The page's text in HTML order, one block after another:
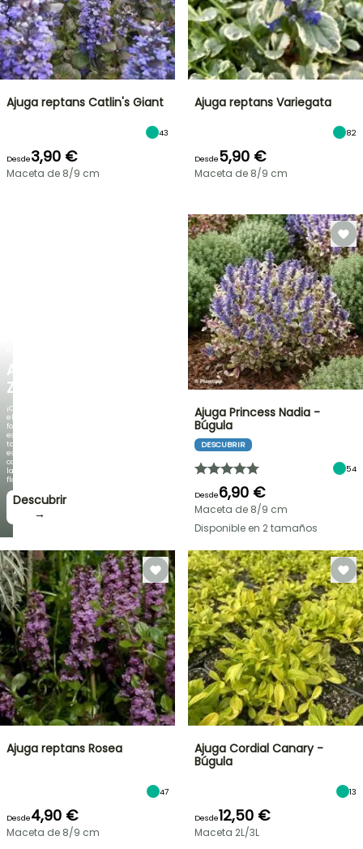
AGAPANTHUS
ZAMBEZI
¡Cuando
el
follaje
es
tan
espectacular
como
la
floración!
Descubrir
→
Ajuga reptans Catlin's Giant
43
Desde3,90 €
Maceta de 8/9 cm
Ajuga reptans Variegata
82
Desde5,90 €
Maceta de 8/9 cm
Ajuga Princess Nadia -
Búgula
DESCUBRIR
54
Desde6,90 €
Maceta de 8/9 cm
Disponible en 2 tamaños
Ajuga reptans Rosea
47
Desde4,90 €
Maceta de 8/9 cm
Ajuga Cordial Canary -
Búgula
13
Desde12,50 €
Maceta 2L/3L